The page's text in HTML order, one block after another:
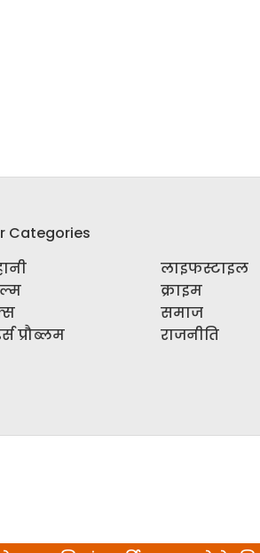
Categories
प्रौब्लम
लाइफस्टाइल
क्राइम
समाज
राजनीति